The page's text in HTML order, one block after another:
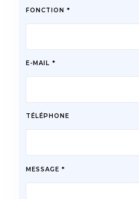
FONCTION *
E-MAIL *
TÉLÉPHONE
MESSAGE *